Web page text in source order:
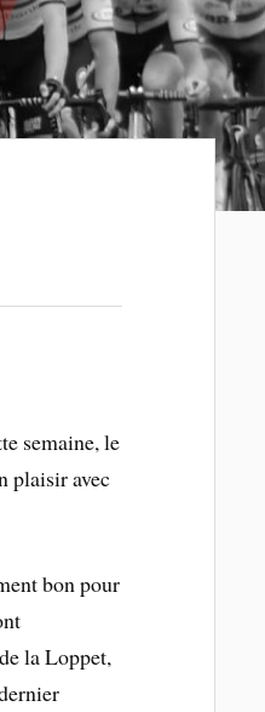
semaine, le
plaisir avec
bon pour
la Loppet,